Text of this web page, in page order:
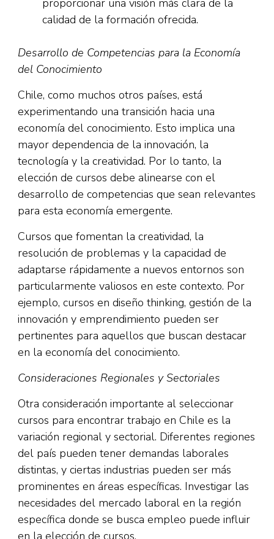
proporcionar una visión más clara de la
calidad de la formación ofrecida.
Desarrollo de Competencias para la Economía
del Conocimiento
Chile, como muchos otros países, está
experimentando una transición hacia una
economía del conocimiento. Esto implica una
mayor dependencia de la innovación, la
tecnología y la creatividad. Por lo tanto, la
elección de cursos debe alinearse con el
desarrollo de competencias que sean relevantes
para esta economía emergente.
Cursos que fomentan la creatividad, la
resolución de problemas y la capacidad de
adaptarse rápidamente a nuevos entornos son
particularmente valiosos en este contexto. Por
ejemplo, cursos en diseño thinking, gestión de la
innovación y emprendimiento pueden ser
pertinentes para aquellos que buscan destacar
en la economía del conocimiento.
Consideraciones Regionales y Sectoriales
Otra consideración importante al seleccionar
cursos para encontrar trabajo en Chile es la
variación regional y sectorial. Diferentes regiones
del país pueden tener demandas laborales
distintas, y ciertas industrias pueden ser más
prominentes en áreas específicas. Investigar las
necesidades del mercado laboral en la región
específica donde se busca empleo puede influir
en la elección de cursos.